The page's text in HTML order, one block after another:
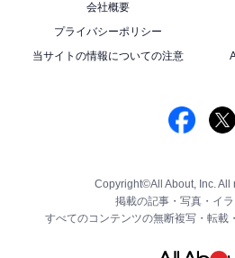
会社概要
プライバシーポリシー
当サイトの情報についての注意
Copyright©All About, Inc. All
掲載の記事・写真・イラ
すべてのコンテンツの無断複写・転載